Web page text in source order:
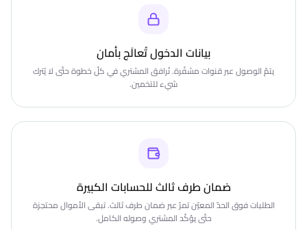
بيانات الدخول تُعالَج بأمان
يتمّ الوصول عبر قنوات مشفّرة. نُرافق المشتري في كلّ خطوة حتّى لا يُترك
شيء للتخمين.
ضمان طرف ثالث للحسابات الكبيرة
الطلبات فوق الحدّ المعيّن تمرّ عبر ضمان طرف ثالث. تبقى الأموال محتجزة
حتّى يؤكّد المشتري وصوله الكامل.